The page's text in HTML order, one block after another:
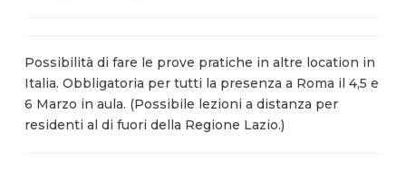
Possibilità di fare le prove pratiche in altre location in
Italia. Obbligatoria per tutti la presenza a Roma il 4,5 e
6 Marzo in aula. (Possibile lezioni a distanza per
residenti al di fuori della Regione Lazio.)